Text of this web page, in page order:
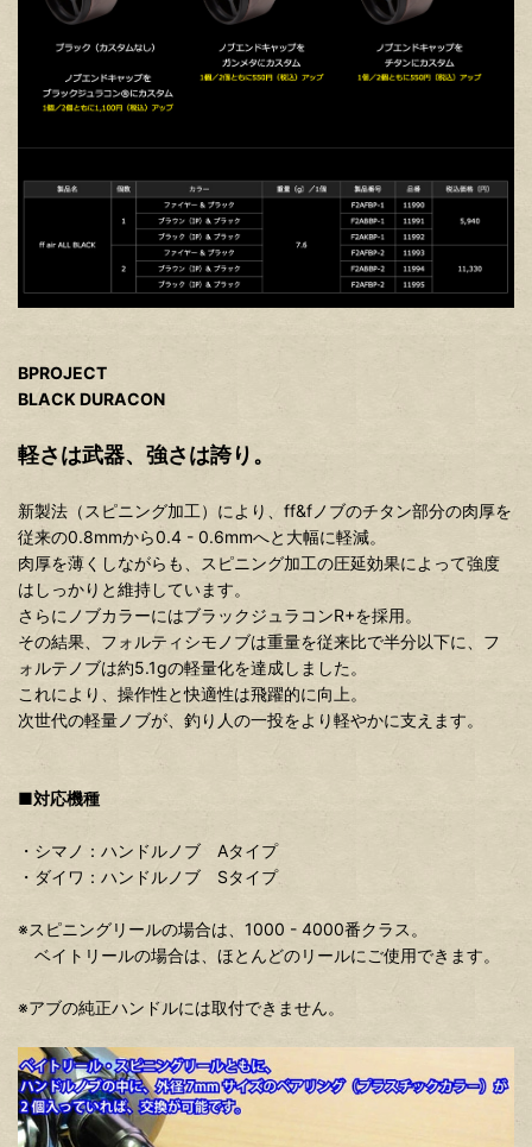
BPROJECT
BLACK DURACON
軽さは武器、強さは誇り。
新製法（スピニング加工）により、ff&fノブのチタン部分の肉厚を
従来の0.8mmから0.4 - 0.6mmへと大幅に軽減。
肉厚を薄くしながらも、スピニング加工の圧延効果によって強度
はしっかりと維持しています。
さらにノブカラーにはブラックジュラコンR+を採用。
その結果、フォルティシモノブは重量を従来比で半分以下に、フ
ォルテノブは約5.1gの軽量化を達成しました。
これにより、操作性と快適性は飛躍的に向上。
次世代の軽量ノブが、釣り人の一投をより軽やかに支えます。
■対応機種
・シマノ：ハンドルノブ Aタイプ
・ダイワ：ハンドルノブ Sタイプ
※スピニングリールの場合は、1000 - 4000番クラス。
ベイトリールの場合は、ほとんどのリールにご使用できます。
※アブの純正ハンドルには取付できません。